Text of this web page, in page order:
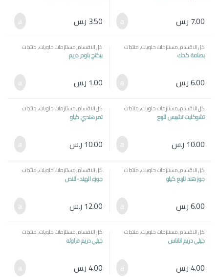
7.00 ر.س 3.50 ر.س
كل الاقسام,مستلزمات حلويات,منتجات
مصرية
بصامة كحك
6.00ر.س
كل الاقسام,مستلزمات حلويات,منتجات
مصرية
بيكنج باودر دريم
1.00 ر.س
كل الاقسام,مستلزمات حلويات,منتجات
مصرية
تشوكليت تشيبس للربع
10.00 ر.س
كل الاقسام,مستلزمات حلويات,منتجات
مصرية,ياميش \ منتجات رمضانتمر هندي كيلو
10.00 ر.س
كل الاقسام,مستلزمات حلويات,منتجات
مصرية
جوز هند للربع كيلو
6.00ر.س
كل الاقسام,مستلزمات حلويات,منتجات
مصرية,ياميش \ منتجات رمضان
جوزه الهند -للنص
12.00 ر.س
كل الاقسام,مستلزمات حلويات,منتجات
مصرية
جيلي دريم اناناس
4.00 ر.س
كل الاقسام,مستلزمات حلويات,منتجات
مصرية
جيلي دريم فراوله
4.00 ر.س